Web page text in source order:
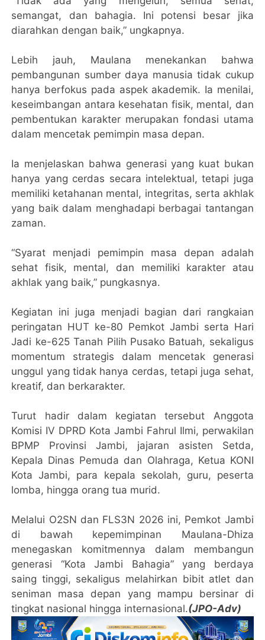
semangat, dan bahagia. Ini potensi besar jika
diarahkan dengan baik,” ungkapnya.
Lebih jauh, Maulana menekankan bahwa
pembangunan sumber daya manusia tidak cukup
hanya berfokus pada aspek akademik. Ia menilai,
keseimbangan antara kesehatan fisik, mental, dan
pembentukan karakter merupakan fondasi utama
dalam mencetak pemimpin masa depan.
Ia menjelaskan bahwa generasi yang kuat bukan
hanya yang cerdas secara intelektual, tetapi juga
memiliki ketahanan mental, integritas, serta akhlak
yang baik dalam menghadapi berbagai tantangan
zaman.
“Syarat menjadi pemimpin masa depan adalah
sehat fisik, mental, dan memiliki karakter atau
akhlak yang baik,” pungkasnya.
Kegiatan ini juga menjadi bagian dari rangkaian
peringatan HUT ke-80 Pemkot Jambi serta Hari
Jadi ke-625 Tanah Pilih Pusako Batuah, sekaligus
momentum strategis dalam mencetak generasi
unggul yang tidak hanya cerdas, tetapi juga sehat,
kreatif, dan berkarakter.
Turut hadir dalam kegiatan tersebut Anggota
Komisi IV DPRD Kota Jambi Fahrul Ilmi, perwakilan
BPMP Provinsi Jambi, jajaran asisten Setda,
Kepala Dinas Pemuda dan Olahraga, Ketua KONI
Kota Jambi, para kepala sekolah, guru, peserta
lomba, hingga orang tua murid.
Melalui O2SN dan FLS3N 2026 ini, Pemkot Jambi
di bawah kepemimpinan Maulana-Dhiza
menegaskan komitmennya dalam membangun
generasi “Kota Jambi Bahagia” yang berdaya
saing tinggi, sekaligus melahirkan bibit atlet dan
seniman masa depan yang mampu bersinar di
tingkat nasional hingga internasional.(JPO-Adv)